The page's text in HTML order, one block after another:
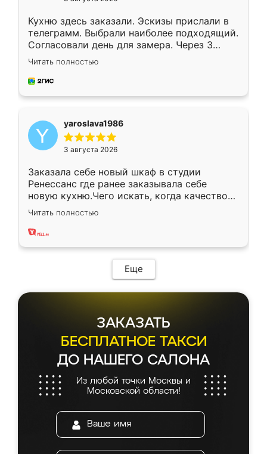
Кухню здесь заказали. Эскизы прислали в
телеграмм. Выбрали наиболее подходящий.
Согласовали день для замера. Через 3
недели кухня была уже готова. Остались
довольны работой. Спасибо Ренессанс
мебель за качественную работу!
Читать полностью
yaroslava1986
3 августа 2026
Заказала себе новый шкаф в студии
Ренессанс где ранее заказывала себе
новую кухню.Чего искать, когда качеством
вполне довольна. Служит кухня уже почти
два года, нареканий нет.
Читать полностью
Еще
ЗАКАЗАТЬ
БЕСПЛАТНОЕ ТАКСИ
ДО НАШЕГО САЛОНА
Из любой точки Москвы и
Московской области!